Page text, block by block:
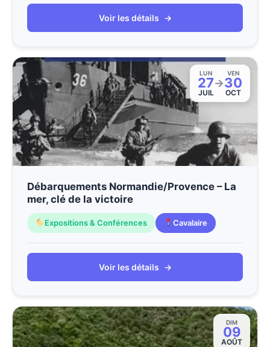
Voir les détails →
LUN
27
JUIL
→
VEN
30
OCT
Débarquements Normandie/Provence – La
mer, clé de la victoire
Expositions & Conférences Cavalaire
Voir les détails →
DIM
09
AOÛT